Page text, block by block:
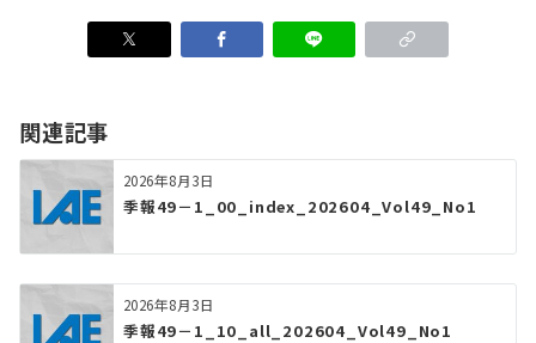
関連記事
2026年8月3日
季報49－1_00_index_202604_Vol49_No1
2026年8月3日
季報49－1_10_all_202604_Vol49_No1